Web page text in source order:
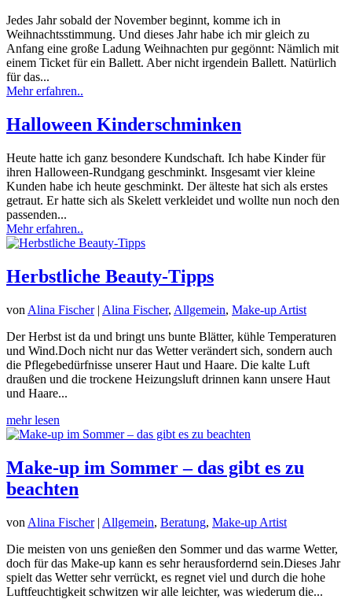
Jedes Jahr sobald der November beginnt, komme ich in
Weihnachtsstimmung. Und dieses Jahr habe ich mir gleich zu
Anfang eine große Ladung Weihnachten pur gegönnt: Nämlich mit
einem Ticket für ein Ballett. Aber nicht irgendein Ballett. Natürlich
für das...
Mehr erfahren..
Halloween Kinderschminken
Heute hatte ich ganz besondere Kundschaft. Ich habe Kinder für
ihren Halloween-Rundgang geschminkt. Insgesamt vier kleine
Kunden habe ich heute geschminkt. Der älteste hat sich als erstes
getraut. Er hatte sich als Skelett verkleidet und wollte nun noch den
passenden...
Mehr erfahren..
Herbstliche Beauty-Tipps
von Alina Fischer| Alina Fischer, Allgemein, Make-up Artist
Der Herbst ist da und bringt uns bunte Blätter, kühle Temperaturen
und Wind.Doch nicht nur das Wetter verändert sich, sondern auch
die Pflegebedürfnisse unserer Haut und Haare. Die kalte Luft
draußen und die trockene Heizungsluft drinnen kann unsere Haut
und Haare...
mehr lesen
Make-up im Sommer – das gibt es zu
beachten
von Alina Fischer| Allgemein, Beratung, Make-up Artist
Die meisten von uns genießen den Sommer und das warme Wetter,
doch für das Make-up kann es sehr herausfordernd sein.Dieses Jahr
spielt das Wetter sehr verrückt, es regnet viel und durch die hohe
Luftfeuchtigkeit schwitzen wir alle leichter, was wiederum die...